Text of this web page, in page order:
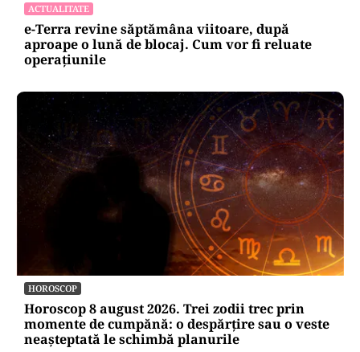
ACTUALITATE
e-Terra revine săptămâna viitoare, după
aproape o lună de blocaj. Cum vor fi reluate
operațiunile
HOROSCOP
Horoscop 8 august 2026. Trei zodii trec prin
momente de cumpănă: o despărțire sau o veste
neașteptată le schimbă planurile